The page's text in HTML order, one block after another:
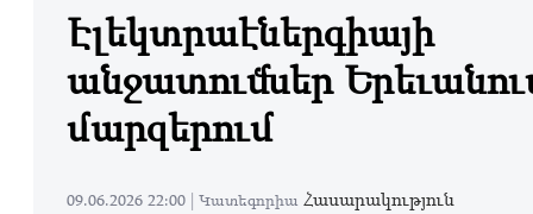
Էլեկտրաէներգիայի
անջատումներ
մարզերում
09.06.2026 22:00 | Կատեգորիա Հասարակություն